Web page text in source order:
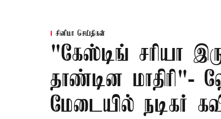
சினிமா செய்திகள்
"கேஸ்டிங் சரியா
தாண்டின மாதிரி"-
மேடையில் நடிகர்